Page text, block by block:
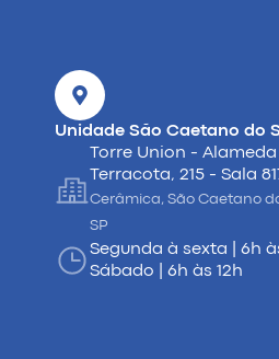
Unidade São Caetano do
Torre Union - Alameda
Terracota, 215 - Sala
Cerâmica, São Caetano
SP
Segunda à sexta | 6h
Sábado | 6h às 12h